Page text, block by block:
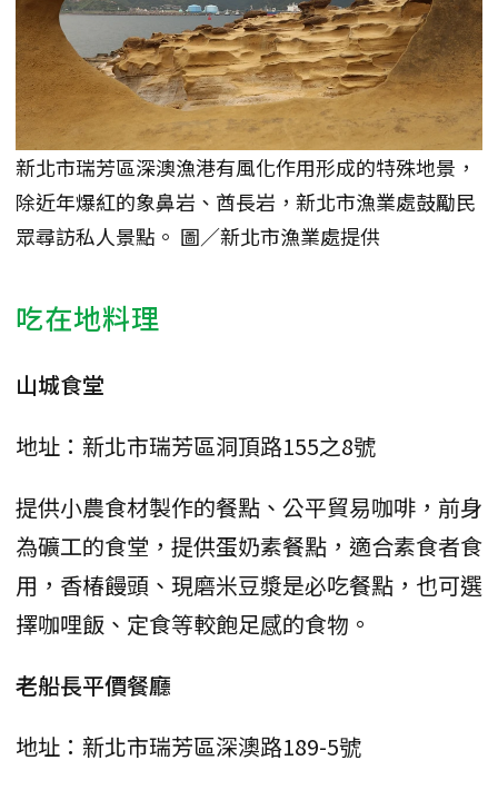
新北市瑞芳區深澳漁港有風化作用形成的特殊地景，
除近年爆紅的象鼻岩、酋長岩，新北市漁業處鼓勵民
眾尋訪私人景點。 圖／新北市漁業處提供
吃在地料理
山城食堂
地址：新北市瑞芳區洞頂路155之8號
提供小農食材製作的餐點、公平貿易咖啡，前身
為礦工的食堂，提供蛋奶素餐點，適合素食者食
用，香椿饅頭、現磨米豆漿是必吃餐點，也可選
擇咖哩飯、定食等較飽足感的食物。
老船長平價餐廳
地址：新北市瑞芳區深澳路189-5號